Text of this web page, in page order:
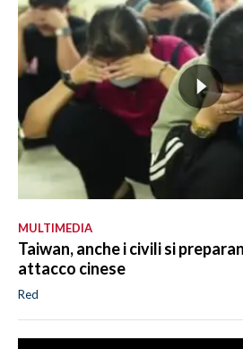
MULTIMEDIA
Taiwan, anche i civili si
attacco cinese
Red